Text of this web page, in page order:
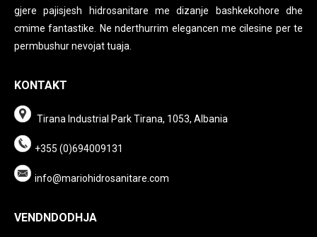
gjere pajisjesh hidrosanitare me dizanje bashkekohore dhe
cmime fantastike. Ne nderthurrim elegancen me cilesine per te
permbushur nevojat tuaja.
KONTAKT
Tirana Industrial Park Tirana, 1053, Albania
+355 (0)694009131
info@mariohidrosanitare.com
VENDNDODHJA